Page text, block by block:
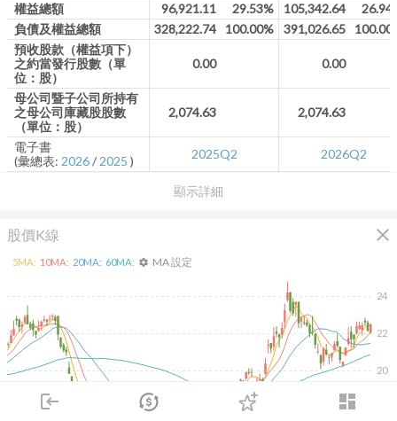
login dashboard
市場 登入
顯示詳細
權益總額 96,921.11 29.53% 105,342.64
負債及權益總額
328,222.74 100.00% 391,026.65
預收股款（權益項下）
之約當發行股數（單
位：股）
0.00 0.00
母公司暨子公司所持有
之母公司庫藏股股數
（單位：股）
2,074.63 2,074.63
電子書
(彙總表: 2026/ 2025 ) 2025Q2 2026Q2
股價K線 close
20
22
24
5MA: 10MA: 20MA: 60MA: settings MA 設定